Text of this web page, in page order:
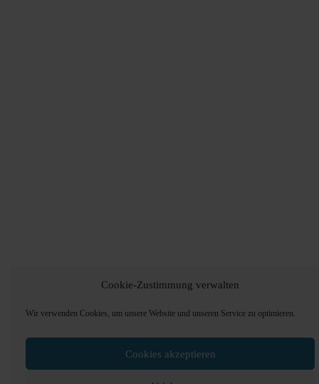
Cookie-Zustimmung verwalten
Wir verwenden Cookies, um unsere Website und unseren Service zu optimieren.
Cookies akzeptieren